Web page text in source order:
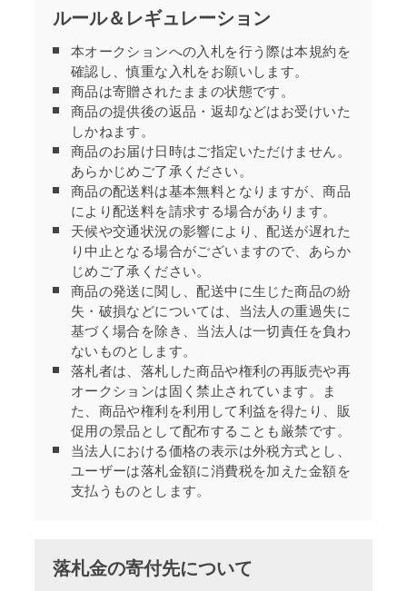
ルール＆レギュレーション
本オークションへの入札を行う際は本規約を
確認し、慎重な入札をお願いします。
商品は寄贈されたままの状態です。
商品の提供後の返品・返却などはお受けいた
しかねます。
商品のお届け日時はご指定いただけません。
あらかじめご了承ください。
商品の配送料は基本無料となりますが、商品
により配送料を請求する場合があります。
天候や交通状況の影響により、配送が遅れた
り中止となる場合がございますので、あらか
じめご了承ください。
商品の発送に関し、配送中に生じた商品の紛
失・破損などについては、当法人の重過失に
基づく場合を除き、当法人は一切責任を負わ
ないものとします。
落札者は、落札した商品や権利の再販売や再
オークションは固く禁止されています。ま
た、商品や権利を利用して利益を得たり、販
促用の景品として配布することも厳禁です。
当法人における価格の表示は外税方式とし、
ユーザーは落札金額に消費税を加えた金額を
支払うものとします。
落札金の寄付先について